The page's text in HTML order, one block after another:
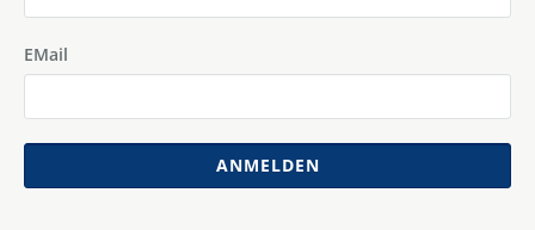
EMail
ANMELDEN